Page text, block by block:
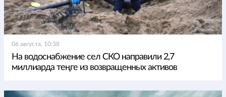
06 августа, 10:38
На водоснабжение сел СКО направили 2,7
миллиарда теңге из возвращенных активов